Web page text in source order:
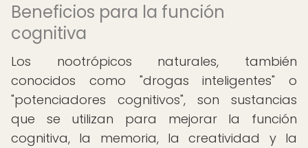
Beneficios para la función
cognitiva
Los nootrópicos naturales, también
conocidos como "drogas inteligentes" o
"potenciadores cognitivos", son sustancias
que se utilizan para mejorar la función
cognitiva, la memoria, la creatividad y la